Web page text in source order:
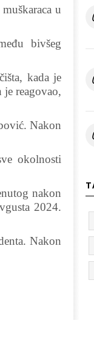
u
bivšeg
kada je
reagovao,
Nakon
okolnosti
nakon
2024.
Nakon